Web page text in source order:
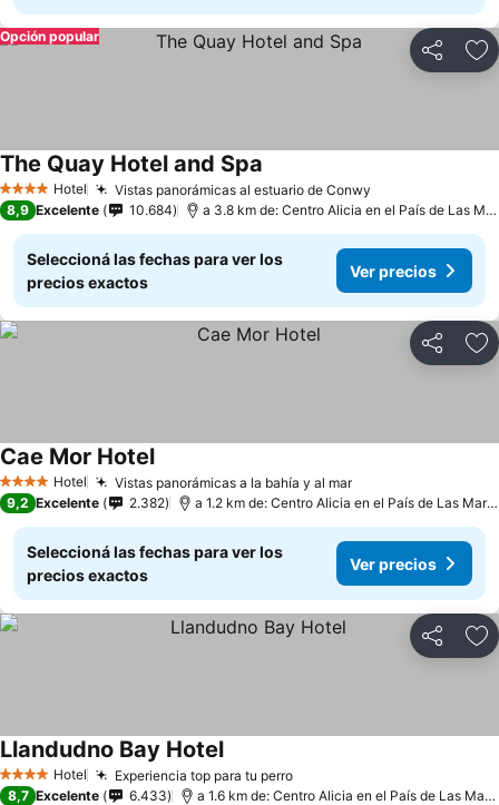
Compartir
Opción popular
4 EstrellasHotel Vistas panorámicas al estuario de Conwy
The Quay Hotel and Spa
8,9 Excelente 10.684 a 3.8 km de: Centro Alicia en el País de Las Maravillas
Seleccioná las fechas para ver los
precios exactos
Ver precios
Compartir
4 EstrellasHotel Vistas panorámicas a la bahía y al mar
Cae Mor Hotel
9,2 Excelente 2.382 a 1.2 km de: Centro Alicia en el País de Las Maravillas
Seleccioná las fechas para ver los
precios exactos
Ver precios
Compartir
4 EstrellasHotel Experiencia top para tu perro
Llandudno Bay Hotel
8,7 Excelente 6.433 a 1.6 km de: Centro Alicia en el País de Las Maravillas